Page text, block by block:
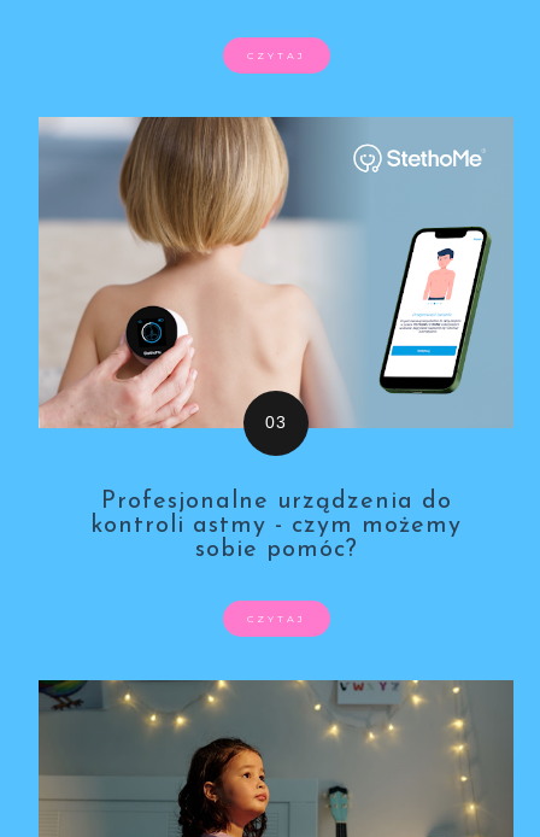
CZYTAJ
Profesjonalne urządzenia do
kontroli astmy - czym możemy
sobie pomóc?
CZYTAJ